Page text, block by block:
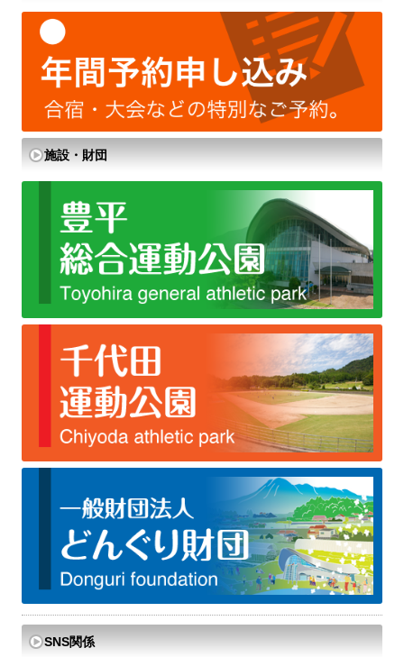
施設・財団
SNS関係